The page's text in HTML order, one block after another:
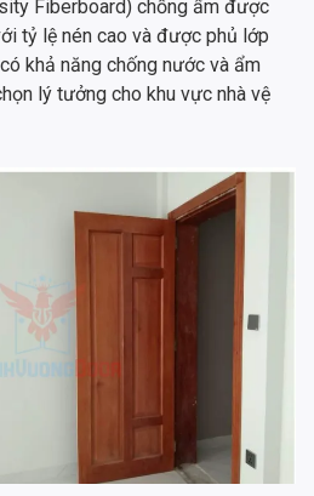
Fiberboard) chống ẩm được
tỷ lệ nén cao và được phủ lớp
khả năng chống nước và ẩm
lý tưởng cho khu vực nhà vệ